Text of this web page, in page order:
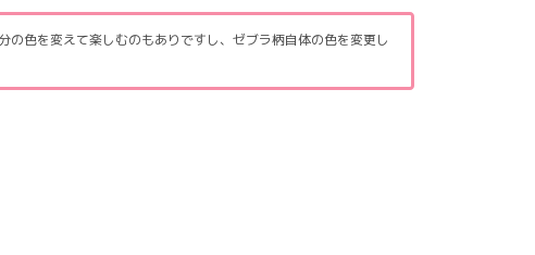
色を変えて楽しむのもありですし、ゼブラ柄自体の色を変更し